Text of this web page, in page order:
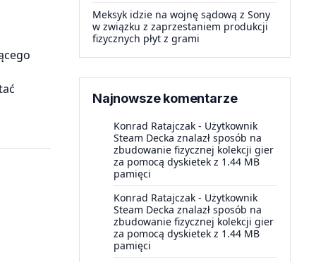
Meksyk idzie na wojnę sądową z Sony
w związku z zaprzestaniem produkcji
fizycznych płyt z grami
Najnowsze komentarze
Konrad Ratajczak - Użytkownik
Steam Decka znalazł sposób na
zbudowanie fizycznej kolekcji gier
za pomocą dyskietek z 1.44 MB
pamięci
Konrad Ratajczak - Użytkownik
Steam Decka znalazł sposób na
zbudowanie fizycznej kolekcji gier
za pomocą dyskietek z 1.44 MB
pamięci